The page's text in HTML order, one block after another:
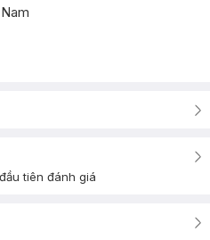
tiên đánh giá